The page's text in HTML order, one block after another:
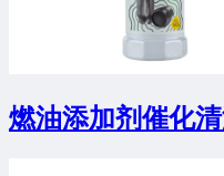
燃油添加剂催化清